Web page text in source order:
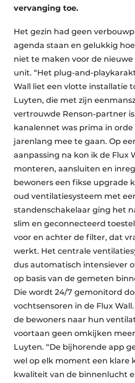
vervanging toe.
Het gezin had geen
agenda staan en gelukkig
niet te maken voor de
unit. “Het plug-and-
Wall liet een vlotte installatie
Luyten, die met zijn
vertrouwde Renson-partner
kanalennet was prima in orde
jarenlang mee te gaan. Op
aanpassing na kon ik de Flux
monteren, aansluiten en
bewoners een fikse upgrade
oud ventilatiesysteem met
standenschakelaar ging het
slim en geconnecteerd
voor en achter de filter, dat
werkt. Het centrale
dus automatisch intensiever
op basis van de gemeten
Die wordt 24/7 gemonitord
vochtsensoren in de Flux
de bewoners naar hun
voortaan geen omkijken
Luyten. “De bijhorende app
wel op elk moment een klare
kwaliteit van de binnenlucht